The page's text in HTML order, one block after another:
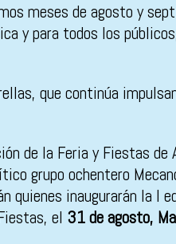
meses de agosto y
y para todos los
que continúa
de la Feria y Fiestas de
grupo ochentero
quienes inaugurarán la I
el 31 de agosto,